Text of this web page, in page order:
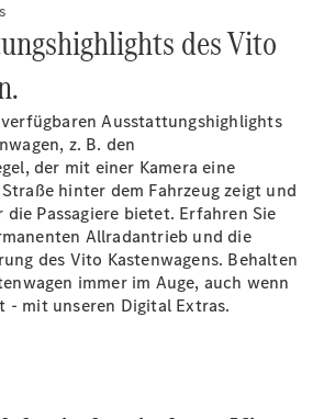
Elektrisch
des Vito
Ausstattungshighlights
z. B. den
der mit einer Kamera eine
hinter dem Fahrzeug zeigt und
Passagiere bietet. Erfahren Sie
Allradantrieb und die
des Vito Kastenwagens. Behalten
immer im Auge, auch wenn
- mit unseren Digital Extras.